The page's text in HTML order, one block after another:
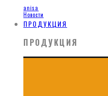
anisa
Новости
ПРОДУКЦИЯ
ПРОДУКЦИЯ